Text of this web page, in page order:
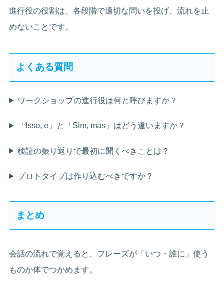
進行役の役割は、各段階で適切な問いを投げ、流れを止
めないことです。
よくある質問
ワークショップの進行役は何と呼びますか？
「Isso, e」と「Sim, mas」はどう違いますか？
検証の振り返りで最初に聞くべきことは？
プロトタイプは作り込むべきですか？
まとめ
会話の流れで覚えると、フレーズが「いつ・誰に」使う
ものか体でつかめます。